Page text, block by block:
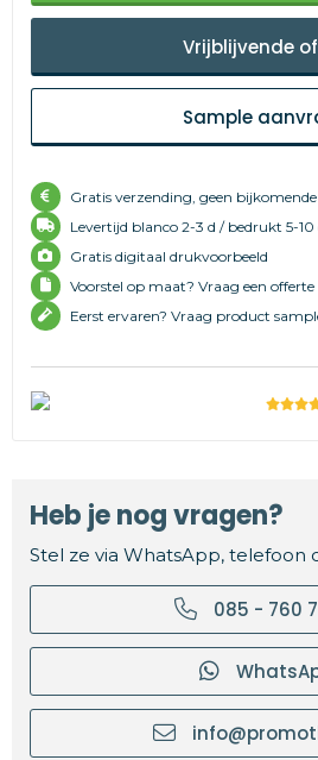
Vrijblijvende
Sample
Gratis verzending, geen
Levertijd blanco 2-3 d / bedrukt 5-10
Gratis digitaal drukvoorbeeld
Voorstel op maat? Vraag een offerte
Eerst ervaren? Vraag product
Heb je nog vragen?
Stel ze via WhatsApp, telefoon
085 - 760